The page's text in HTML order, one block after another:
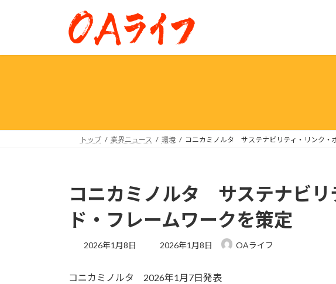
プ
動
トップ 業界ニュース 環境 コニカミノルタ サステナビリティ・リンク・
コニカミノルタ サステナビリ
ド・フレームワークを策定
2026年1月8日
最
新
2026年1月8日 OAライフ
コニカミノルタ 2026年1月7日発表